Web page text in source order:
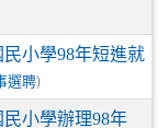
小學98年短進就
選聘)
小學辦理98年